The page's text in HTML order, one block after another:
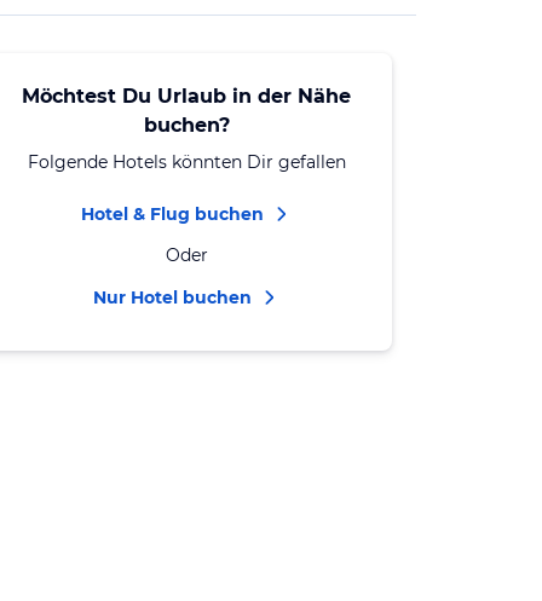
Möchtest Du Urlaub in der Nähe
buchen?
Folgende Hotels könnten Dir gefallen
Hotel & Flug buchen
Oder
Nur Hotel buchen